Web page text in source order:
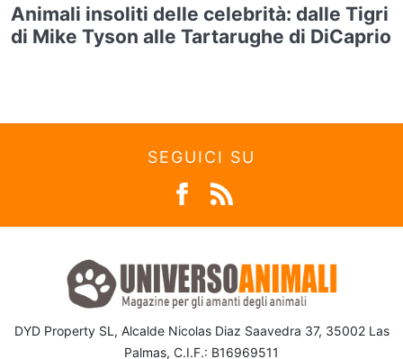
Animali insoliti delle celebrità: dalle Tigri
di Mike Tyson alle Tartarughe di DiCaprio
SEGUICI SU
DYD Property SL, Alcalde Nicolas Diaz Saavedra 37, 35002 Las
Palmas, C.I.F.: B16969511